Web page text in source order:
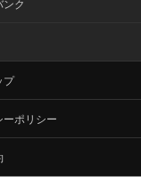
ンク
プ
ーポリシー